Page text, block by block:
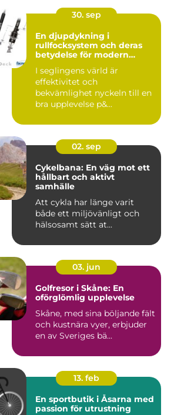
30. sep
En djupdykning i
rullfocksystem och deras
betydelse för modern
I seglingens värld är
effektivitet och
bekvämlighet nyckeln till en
bra upplevelse p&...
02. sep
Cykelbana: En väg mot ett
hållbart och aktivt
samhälle
Att cykla har länge varit
både ett miljövänligt och
hälsosamt sätt at...
03. jun
Golfresor i Skåne: En
oförglömlig upplevelse
Skåne, med sina böljande fält
och kustnära vyer, erbjuder
en av Sveriges bä...
13. feb
En sportbutik i Åsarna med
passion för utrustning